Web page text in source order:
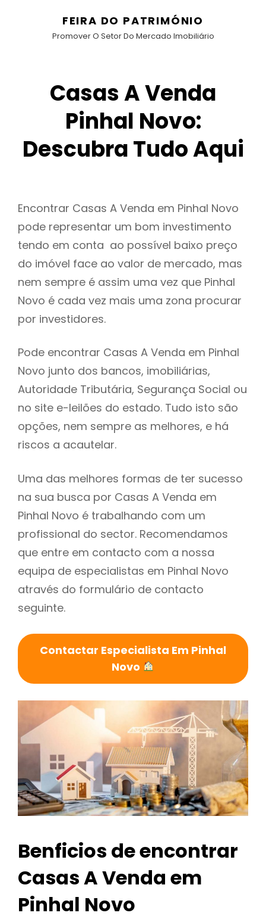
FEIRA DO PATRIMÓNIO
Promover O Setor Do Mercado Imobiliário
Casas A Venda
Pinhal Novo:
Descubra Tudo Aqui
Encontrar Casas A Venda em Pinhal Novo
pode representar um bom investimento
tendo em conta ao possível baixo preço
do imóvel face ao valor de mercado, mas
nem sempre é assim uma vez que Pinhal
Novo é cada vez mais uma zona procurar
por investidores.
Pode encontrar Casas A Venda em Pinhal
Novo junto dos bancos, imobiliárias,
Autoridade Tributária, Segurança Social ou
no site e-leilões do estado. Tudo isto são
opções, nem sempre as melhores, e há
riscos a acautelar.
Uma das melhores formas de ter sucesso
na sua busca por Casas A Venda em
Pinhal Novo é trabalhando com um
profissional do sector. Recomendamos
que entre em contacto com a nossa
equipa de especialistas em Pinhal Novo
através do formulário de contacto
seguinte.
Contactar Especialista Em Pinhal
Novo
Benficios de encontrar
Casas A Venda em
Pinhal Novo